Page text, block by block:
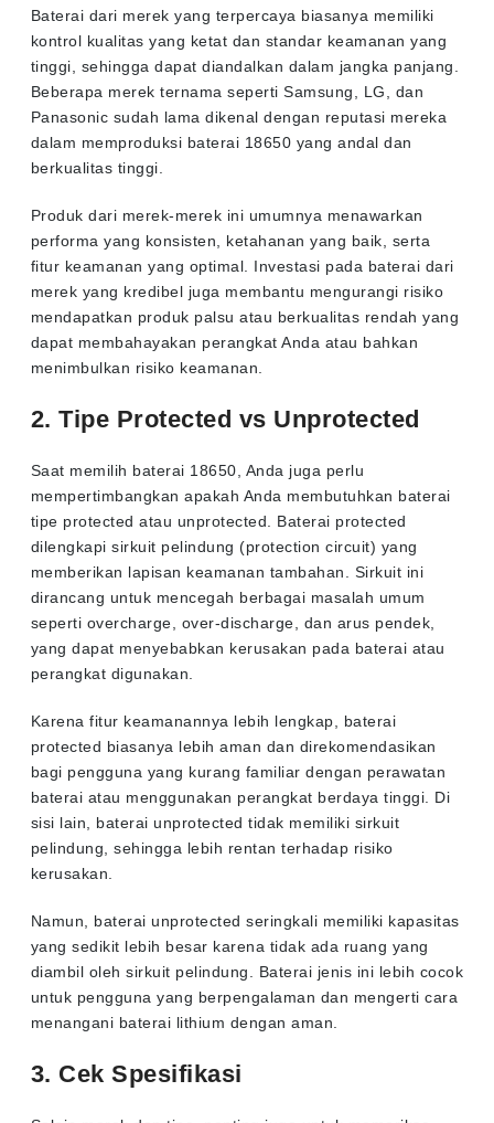
Baterai dari merek yang terpercaya biasanya memiliki
kontrol kualitas yang ketat dan standar keamanan yang
tinggi, sehingga dapat diandalkan dalam jangka panjang.
Beberapa merek ternama seperti Samsung, LG, dan
Panasonic sudah lama dikenal dengan reputasi mereka
dalam memproduksi baterai 18650 yang andal dan
berkualitas tinggi.
Produk dari merek-merek ini umumnya menawarkan
performa yang konsisten, ketahanan yang baik, serta
fitur keamanan yang optimal. Investasi pada baterai dari
merek yang kredibel juga membantu mengurangi risiko
mendapatkan produk palsu atau berkualitas rendah yang
dapat membahayakan perangkat Anda atau bahkan
menimbulkan risiko keamanan.
2. Tipe Protected vs Unprotected
Saat memilih baterai 18650, Anda juga perlu
mempertimbangkan apakah Anda membutuhkan baterai
tipe protected atau unprotected. Baterai protected
dilengkapi sirkuit pelindung (protection circuit) yang
memberikan lapisan keamanan tambahan. Sirkuit ini
dirancang untuk mencegah berbagai masalah umum
seperti overcharge, over-discharge, dan arus pendek,
yang dapat menyebabkan kerusakan pada baterai atau
perangkat digunakan.
Karena fitur keamanannya lebih lengkap, baterai
protected biasanya lebih aman dan direkomendasikan
bagi pengguna yang kurang familiar dengan perawatan
baterai atau menggunakan perangkat berdaya tinggi. Di
sisi lain, baterai unprotected tidak memiliki sirkuit
pelindung, sehingga lebih rentan terhadap risiko
kerusakan.
Namun, baterai unprotected seringkali memiliki kapasitas
yang sedikit lebih besar karena tidak ada ruang yang
diambil oleh sirkuit pelindung. Baterai jenis ini lebih cocok
untuk pengguna yang berpengalaman dan mengerti cara
menangani baterai lithium dengan aman.
3. Cek Spesifikasi